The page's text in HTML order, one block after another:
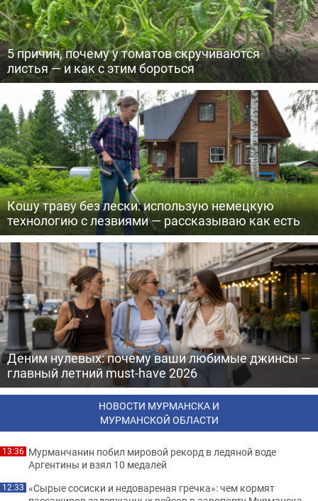
5 причин, почему у томатов скручиваются
листья — и как с этим бороться
Кошу траву без лески: использую немецкую
технологию с лезвиями — рассказываю как есть
Деним нулевых: почему ваши любимые джинсы —
главный летний must-have 2026
НОВОСТИ МУРМАНСКА И
МУРМАНСКОЙ ОБЛАСТИ
13:36 Мурманчанин побил мировой рекорд в ледяной воде
Аргентины и взял 10 медалей
12:33 «Сырые сосиски и недовареная гречка»: чем кормят